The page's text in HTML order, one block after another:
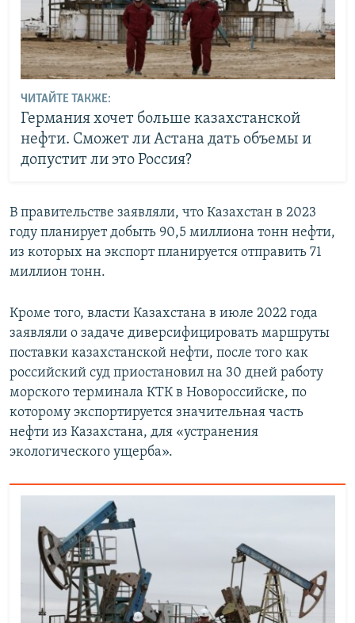
ЧИТАЙТЕ ТАКЖЕ:
Германия хочет больше казахстанской
нефти. Сможет ли Астана дать объемы и
допустит ли это Россия?
В правительстве заявляли, что Казахстан в 2023
году планирует добыть 90,5 миллиона тонн нефти,
из которых на экспорт планируется отправить 71
миллион тонн.
Кроме того, власти Казахстана в июле 2022 года
заявляли о задаче диверсифицировать маршруты
поставки казахстанской нефти, после того как
российский суд приостановил на 30 дней работу
морского терминала КТК в Новороссийске, по
которому экспортируется значительная часть
нефти из Казахстана, для «устранения
экологического ущерба».